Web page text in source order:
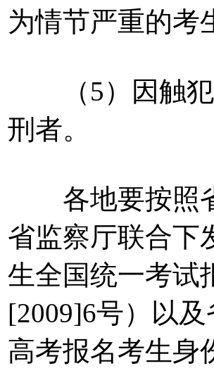
为情节严重的考
（5）因触犯
刑者。
各地要按照省
省监察厅联合下
生全国统一考试
[2009]6号）以
高考报名考生身